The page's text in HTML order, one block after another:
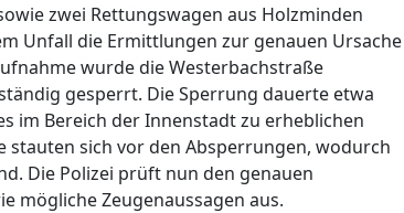
zwei Rettungswagen aus Holzminden
Unfall die Ermittlungen zur genauen Ursache
wurde die Westerbachstraße
gesperrt. Die Sperrung dauerte etwa
im Bereich der Innenstadt zu erheblichen
stauten sich vor den Absperrungen, wodurch
Die Polizei prüft nun den genauen
mögliche Zeugenaussagen aus.